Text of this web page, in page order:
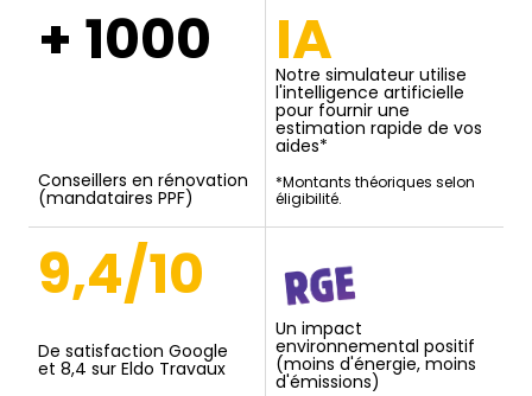
+ 1000
Conseillers en rénovation
(mandataires PPF)
IA
Notre simulateur utilise
l'intelligence artificielle
pour fournir une
estimation rapide de vos
aides*
*Montants théoriques selon
éligibilité.
9,4/10
De satisfaction Google
et 8,4 sur Eldo Travaux
Un impact
environnemental positif
(moins d'énergie, moins
d'émissions)